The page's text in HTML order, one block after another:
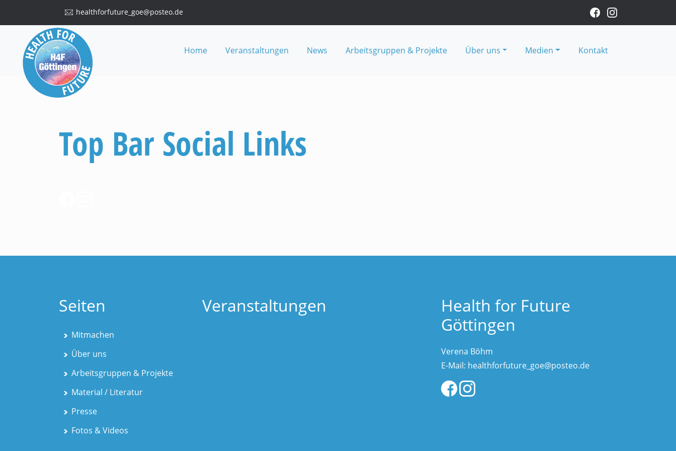
healthforfuture_goe@posteo.de
Home Veranstaltungen News Arbeitsgruppen & Projekte Über uns Medien Kontakt
Top Bar Social Links
Seiten
Mitmachen
Über uns
Arbeitsgruppen & Projekte
Material / Literatur
Presse
Fotos & Videos
Veranstaltungen
Health for Future
Göttingen
Verena Böhm
E-Mail: healthforfuture_goe@posteo.de